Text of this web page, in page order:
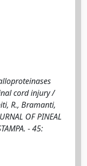
cord injury /
R., Bramanti,
OF PINEAL
- 45: